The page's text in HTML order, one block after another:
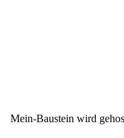
Mein-Baustein wird